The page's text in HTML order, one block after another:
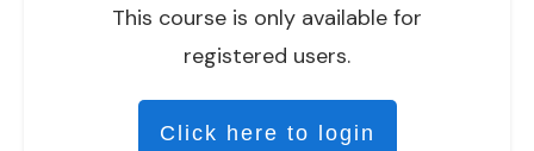
This course is only available for
registered users.
Click here to login